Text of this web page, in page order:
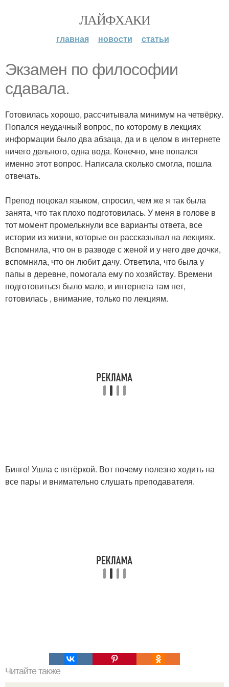
ЛАЙФХАКИ
главная новости статьи
Экзамен по философии
сдавала.
Готовилась хорошо, рассчитывала минимум на четвёрку.
Попался неудачный вопрос, по которому в лекциях
информации было два абзаца, да и в целом в интернете
ничего дельного, одна вода. Конечно, мне попался
именно этот вопрос. Написала сколько смогла, пошла
отвечать.
Препод поцокал языком, спросил, чем же я так была
занята, что так плохо подготовилась. У меня в голове в
тот момент промелькнули все варианты ответа, все
истории из жизни, которые он рассказывал на лекциях.
Вспомнила, что он в разводе с женой и у него две дочки,
вспомнила, что он любит дачу. Ответила, что была у
папы в деревне, помогала ему по хозяйству. Времени
подготовиться было мало, и интернета там нет,
готовилась , внимание, только по лекциям.
Бинго! Ушла с пятёркой. Вот почему полезно ходить на
все пары и внимательно слушать преподавателя.
Читайте также